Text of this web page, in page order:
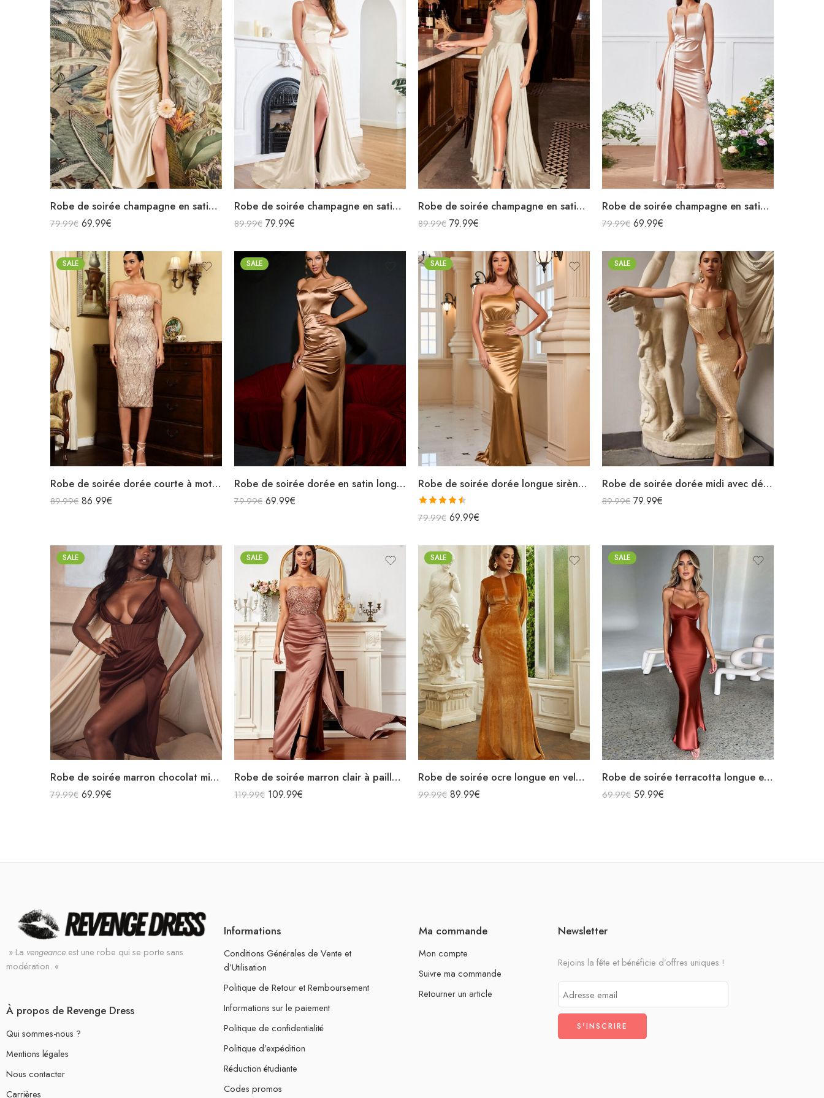
Robe de soirée champagne en satin col bénitier mi longue fendue à bretelles sans manches
79.99€ 69.99€
Robe de soirée champagne en satin décolleté carré longue fendue sirène
89.99€ 79.99€
Robe de soirée champagne en satin fluide col bénitier bretelles longue fendue
89.99€ 79.99€
Robe de soirée champagne en satin longue fendue à bretelles
79.99€ 69.99€
SALE
Robe de soirée dorée courte à motifs épaules dénudées décolleté
89.99€ 86.99€
SALE
Robe de soirée dorée en satin longue fendue épaules dénudées
79.99€ 69.99€
SALE
Robe de soirée dorée longue sirène asymétrique dos nu avec découpes en satin
Note4.50
79.99€ 69.99€
SALE
Robe de soirée dorée midi avec découpes sexy sans manches décolleté carré
89.99€ 79.99€
SALE
Robe de soirée marron chocolat midi moulante en satin décolleté sans manches fendue drapée
79.99€ 69.99€
SALE
Robe de soirée marron clair à paillettes bustier en satin sans manches
119.99€ 109.99€
SALE
Robe de soirée ocre longue en velours manches longues
99.99€ 89.99€
SALE
Robe de soirée terracotta longue en satin bretelles spaghetti décolleté dos nu laçage croisées dans le dos
69.99€ 59.99€
» La vengeance est une robe qui se porte sans
modération. «
À propos de Revenge Dress
Qui sommes-nous ?
Mentions légales
Nous contacter
Carrières
Informations
Conditions Générales de Vente et
d’Utilisation
Politique de Retour et Remboursement
Informations sur le paiement
Politique de confidentialité
Politique d’expédition
Réduction étudiante
Codes promos
Ma commande
Mon compte
Suivre ma commande
Retourner un article
Newsletter
Rejoins la fête et bénéficie d’offres uniques !